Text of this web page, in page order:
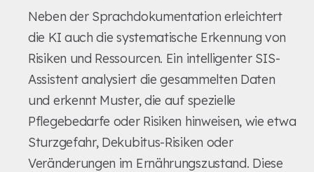
Neben der Sprachdokumentation erleichtert
die KI auch die systematische Erkennung von
Risiken und Ressourcen. Ein intelligenter SIS-
Assistent analysiert die gesammelten Daten
und erkennt Muster, die auf spezielle
Pflegebedarfe oder Risiken hinweisen, wie etwa
Sturzgefahr, Dekubitus-Risiken oder
Veränderungen im Ernährungszustand. Diese